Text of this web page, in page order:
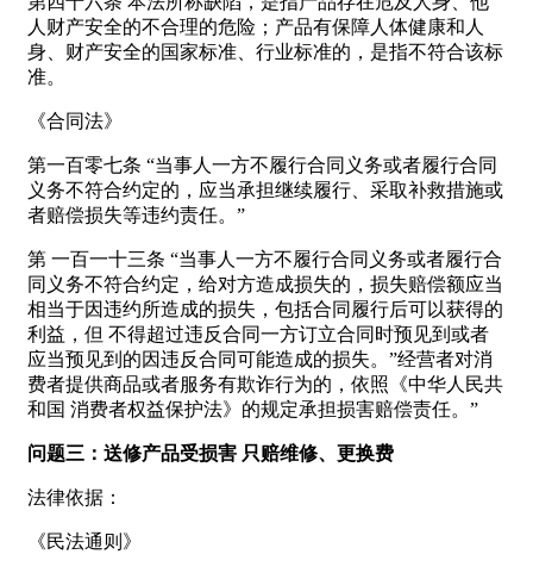
人财产安全的不合理的危险；产品有保障人体健康和人
身、财产安全的国家标准、行业标准的，是指不符合该标
准。
《合同法》
第一百零七条 “当事人一方不履行合同义务或者履行合同
义务不符合约定的，应当承担继续履行、采取补救措施或
者赔偿损失等违约责任。”
第 一百一十三条 “当事人一方不履行合同义务或者履行合
同义务不符合约定，给对方造成损失的，损失赔偿额应当
相当于因违约所造成的损失，包括合同履行后可以获得的
利益，但 不得超过违反合同一方订立合同时预见到或者
应当预见到的因违反合同可能造成的损失。”经营者对消
费者提供商品或者服务有欺诈行为的，依照《中华人民共
和国 消费者权益保护法》的规定承担损害赔偿责任。”
问题三：送修产品受损害 只赔维修、更换费
法律依据：
《民法通则》